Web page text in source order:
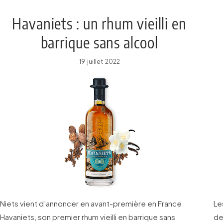
Havaniets : un rhum vieilli en
barrique sans alcool
19 juillet 2022
Niets vient d’annoncer en avant-première en France
Havaniets, son premier rhum vieilli en barrique sans